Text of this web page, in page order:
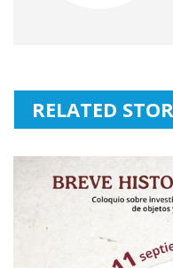
RELATED